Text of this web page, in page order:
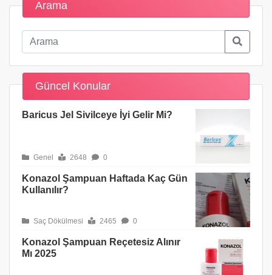
Arama
Güncel Konular
Baricus Jel Sivilceye İyi Gelir Mi?
Genel 2648 0
Konazol Şampuan Haftada Kaç Gün
Kullanılır?
Saç Dökülmesi 2465 0
Konazol Şampuan Reçetesiz Alınır
Mı 2025